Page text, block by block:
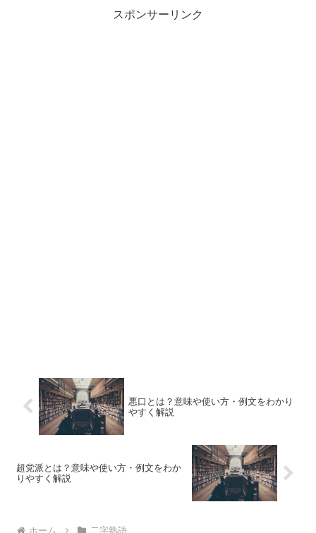
スポンサーリンク
悪口とは？意味や使い方・例文をわかり
やすく解説
超党派とは？意味や使い方・例文をわか
りやすく解説
ホーム 二字熟語